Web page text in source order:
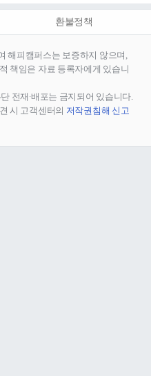
환불정책
해피캠퍼스는 보증하지 않으며,
책임은 자료 등록자에게 있습니
전재∙배포는 금지되어 있습니다.
시 고객센터의 저작권침해 신고